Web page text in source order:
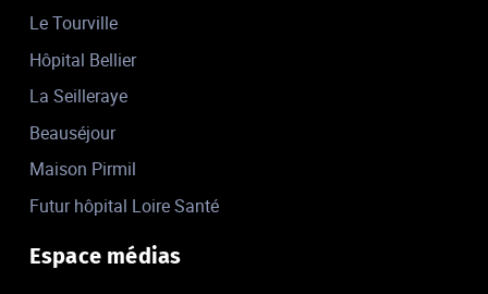
Le Tourville
Hôpital Bellier
La Seilleraye
Beauséjour
Maison Pirmil
Futur hôpital Loire Santé
Espace médias